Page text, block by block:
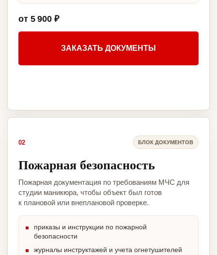
от 5 900 ₽
ЗАКАЗАТЬ ДОКУМЕНТЫ
02 БЛОК ДОКУМЕНТОВ
Пожарная безопасность
Пожарная документация по требованиям МЧС для
студии маникюра, чтобы объект был готов
к плановой или внеплановой проверке.
приказы и инструкции по пожарной
безопасности
журналы инструктажей и учета огнетушителей